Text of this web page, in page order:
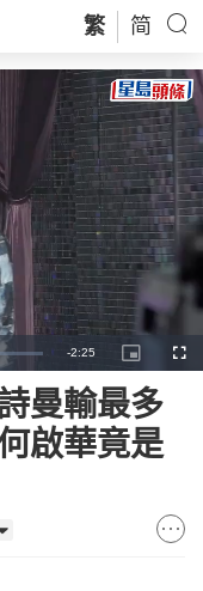
繁 简
Remaining
Time
-2:25
Picture-
in-
曼輸最多
啟華竟是